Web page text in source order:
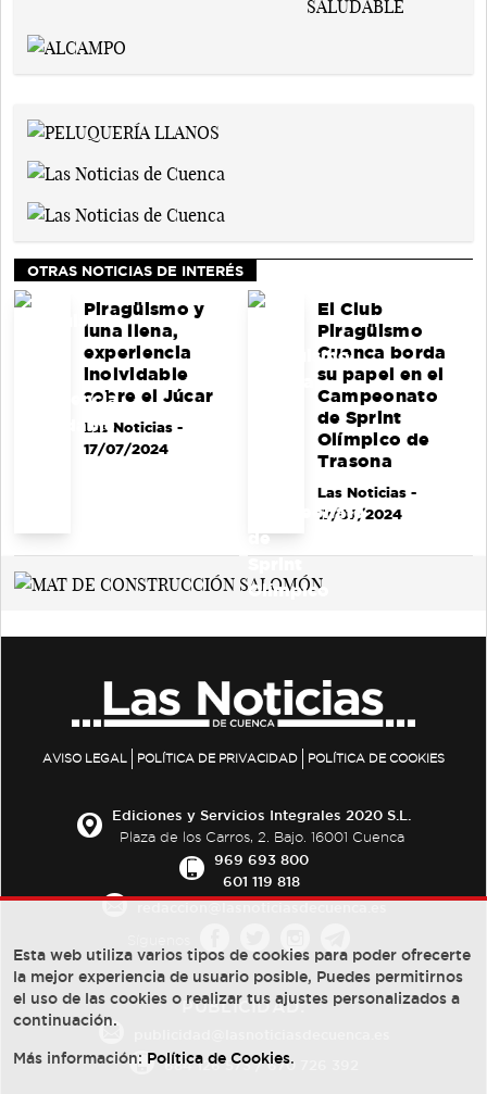
OTRAS NOTICIAS DE INTERÉS
Piragüismo y
luna llena,
experiencia
inolvidable
sobre el Júcar
Las Noticias-
17/07/2024
El Club
Piragüismo
Cuenca borda
su papel en el
Campeonato
de Sprint
Olímpico de
Trasona
Las Noticias-
17/07/2024
AVISO LEGAL POLÍTICA DE PRIVACIDAD POLÍTICA DE COOKIES
Ediciones y Servicios Integrales 2020 S.L.
Plaza de los Carros, 2. Bajo. 16001 Cuenca
969 693 800
601 119 818
PUBLICIDAD:
684 126 573/670 726 392
Esta web utiliza varios tipos de cookies para poder ofrecerte
la mejor experiencia de usuario posible, Puedes permitirnos
el uso de las cookies o realizar tus ajustes personalizados a
continuación.
Más información: Política de Cookies.